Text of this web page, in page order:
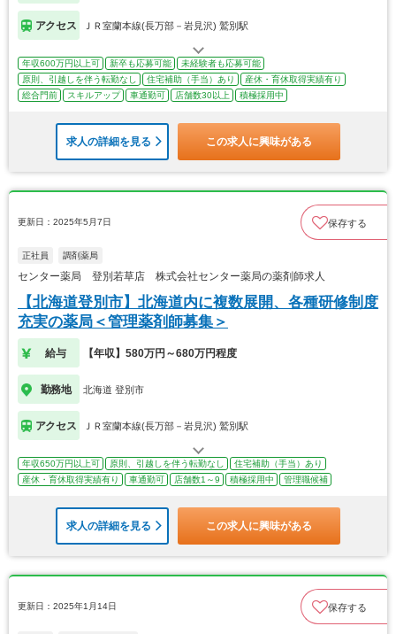
アクセス ＪＲ室蘭本線(長万部－岩見沢) 鷲別駅
年収600万円以上可 新卒も応募可能
未経験者も応募可能
原則、引越しを伴う転勤なし
住宅補助（手当）あり
産休・育休取得実績有り
総合門前
スキルアップ 車通勤可 店舗数30以上 積極採用中
求人の詳細を見る この求人に興味がある
更新日：2025年5月7日 保存する
正社員 調剤薬局
センター薬局 登別若草店 株式会社センター薬局の薬剤師求人
【北海道登別市】北海道内に複数展開、各種研修制度
充実の薬局＜管理薬剤師募集＞
給与 【年収】580万円～680万円程度
勤務地 北海道 登別市
アクセス ＪＲ室蘭本線(長万部－岩見沢) 鷲別駅
年収650万円以上可 原則、引越しを伴う転勤なし
住宅補助（手当）あり
産休・育休取得実績有り
車通勤可 店舗数1～9 積極採用中 管理職候補
求人の詳細を見る この求人に興味がある
更新日：2025年1月14日 保存する